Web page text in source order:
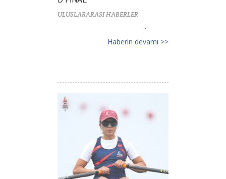
ULUSLARARASI HABERLER
...
Haberin devamı >>